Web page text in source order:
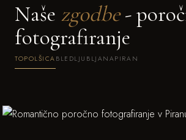
Naše zgodbe-
fotografiranje
TOPOLŠICA BLEDLJUBLJANAPIRAN